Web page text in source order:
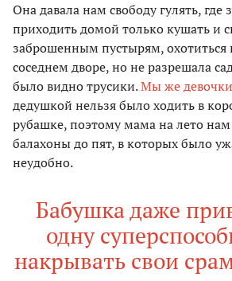
Она давала нам свободу гулять, где
приходить домой только кушать и
заброшенным пустырям, охотиться
соседнем дворе, но не разрешала
было видно трусики.Мы же девочки
дедушкой нельзя было ходить в
рубашке, поэтому мама на лето
балахоны до пят, в которых было
неудобно.
Бабушка даже
одну
накрывать свои